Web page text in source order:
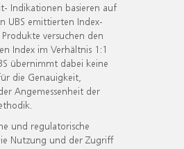
Indikationen basieren auf
UBS emittierten Index-
versuchen den
Index im Verhältnis 1:1
übernimmt dabei keine
die Genauigkeit,
Angemessenheit der
und regulatorische
Nutzung und der Zugriff